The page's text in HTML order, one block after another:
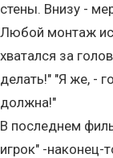
стены. Внизу -
Любой монтаж
хватался за
делать!" "Я же, -
должна!"
В последнем
игрок" -наконец-